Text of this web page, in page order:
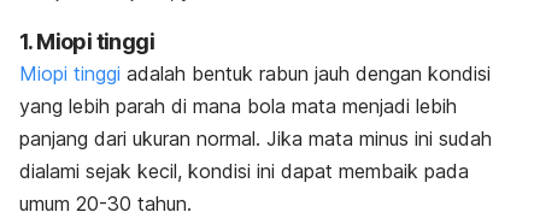
1. Miopi tinggi
Miopi tinggi adalah bentuk rabun jauh dengan kondisi
yang lebih parah di mana bola mata menjadi lebih
panjang dari ukuran normal. Jika mata minus ini sudah
dialami sejak kecil, kondisi ini dapat membaik pada
umum 20-30 tahun.